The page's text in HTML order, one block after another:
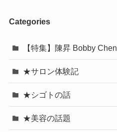
Categories
【特集】陳昇 Bobby Chen
★サロン体験記
★シゴトの話
★美容の話題